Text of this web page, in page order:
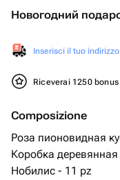
Новогодний
Inserisci il tuo indirizzo
Riceverai 1250 bonus
Composizione
Роза пионовидная
Коробка
Нобилис - 11 pz